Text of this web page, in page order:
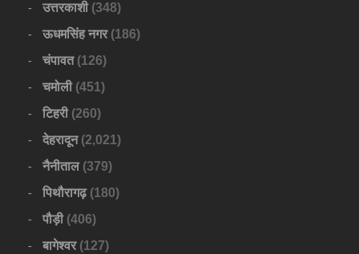
उत्तरकाशी(348)
ऊधमसिंह नगर(186)
चंपावत(126)
चमोली(451)
टिहरी(260)
देहरादून(2,021)
नैनीताल(379)
पिथौरागढ़(180)
पौड़ी(406)
बागेश्वर(127)